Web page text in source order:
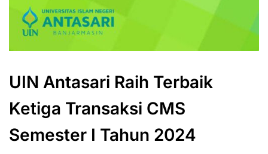
UIN Antasari Raih Terbaik
Ketiga Transaksi CMS
Semester I Tahun 2024